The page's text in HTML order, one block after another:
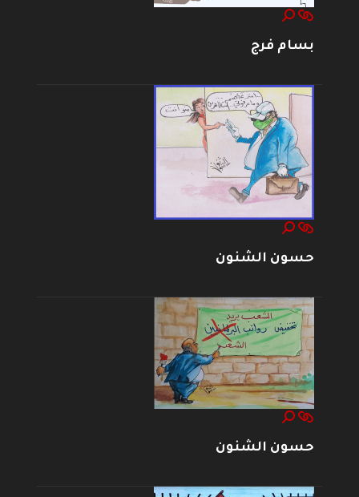
بسام فرج
حسون الشنون
حسون الشنون